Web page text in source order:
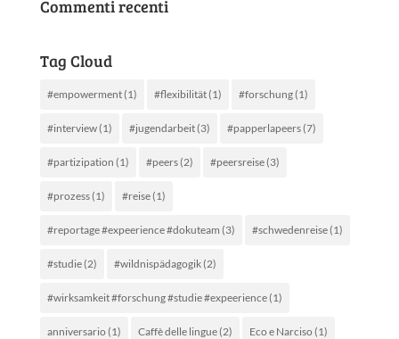
Commenti recenti
Tag Cloud
#empowerment(1) #flexibilität(1) #forschung(1)
#interview(1) #jugendarbeit(3) #papperlapeers(7)
#partizipation (1) #peers(2) #peersreise(3)
#prozess(1) #reise(1)
#reportage #expeerience #dokuteam (3) #schwedenreise(1)
#studie(2) #wildnispädagogik(2)
#wirksamkeit #forschung #studie #expeerience(1)
anniversario (1) Caffè delle lingue(2) Eco e Narciso (1)